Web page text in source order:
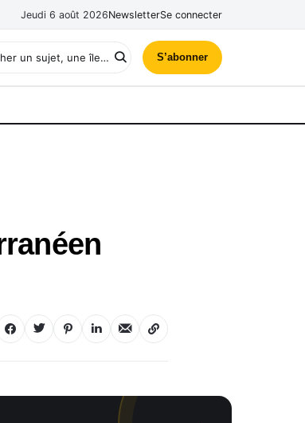
Jeudi 6 août 2026NewsletterSe connecter
S’abonner